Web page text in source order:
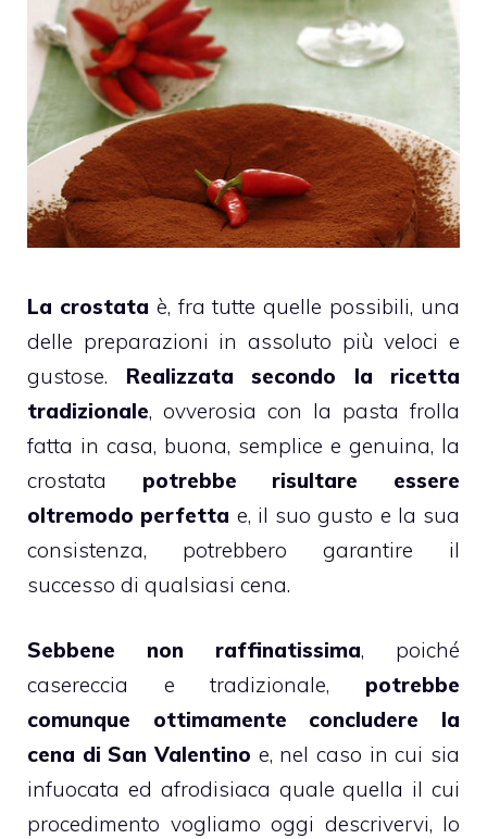
La crostata è, fra tutte quelle possibili, una
delle preparazioni in assoluto più veloci e
gustose. Realizzata secondo la ricetta
tradizionale, ovverosia con la pasta frolla
fatta in casa, buona, semplice e genuina, la
crostata potrebbe risultare essere
oltremodo perfetta e, il suo gusto e la sua
consistenza, potrebbero garantire il
successo di qualsiasi cena.
Sebbene non raffinatissima, poiché
casereccia e tradizionale, potrebbe
comunque ottimamente concludere la
cena di San Valentino e, nel caso in cui sia
infuocata ed afrodisiaca quale quella il cui
procedimento vogliamo oggi descrivervi, lo